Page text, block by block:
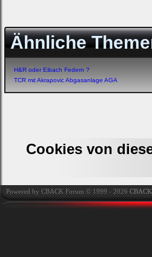
Ähnliche
H&R oder Eibach Federn ?
TCR mit Akrapovic Abgasanlage AGA
Cookies von
Powered by CBACK Forum © 1999 - 2026